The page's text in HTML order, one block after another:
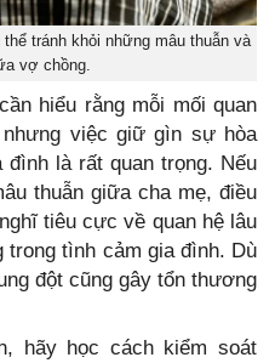
tránh khỏi những mâu thuẫn và
vợ chồng.
hiểu rằng mỗi mối quan
việc giữ gìn sự hòa
là rất quan trọng. Nếu
thuẫn giữa cha mẹ, điều
tiêu cực về quan hệ lâu
tình cảm gia đình. Dù
đột cũng gây tổn thương
hãy học cách kiểm soát